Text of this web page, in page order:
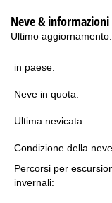
Neve &
Ultimo
in paese:
Neve in quota:
Ultima nevicata:
Condizione della
Percorsi per
invernali: